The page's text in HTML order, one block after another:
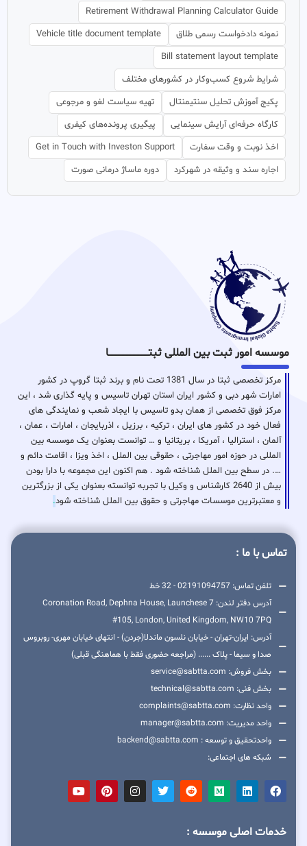
Retirement Withdrawal Planning Calculator Guide
نمونه دادخواست رسمی طلاق
Vehicle title document template
Bill statement layout template
شرایط شروع کسب‌وکار در کشورهای مختلف
پکیج آموزش تحلیل سنتیمنتال
تهیه سیاست لغو و مرجوعی
کارگاه حرفه‌ای آرایش سینمایی
پیگیری پرونده‌های کیفری
اخذ نوبت و وقت سفارت
Get in Touch with Investon Support
اجاره سند و وثیقه در شهرکرد
دوره ماساژ درمانی صورت
موسسه امور ثبت بین المللی ثبتـــــــــــــــــــــــــــــا
مرکز تخصصی ثبتا در سال 1381 تحت نام و برند ثبتا گروپ در کشور
امارات شهر دبی و کشور ایران استان تهران تاسیس و پایه گذاری شد ، این
مرکز فوق تخصصی از همان بدو تاسیس با ایجاد شعب و نمایندگی های
فعال خود در کشور های ایران ، ترکیه ، برزیل ، اذربایجان ، امارات ، عمان ،
آلمان ، استرالیا ، آمریکا ، بریتانیا و … توانست بعنوان یک موسسه بین
المللی در حوزه امور مهاجرتی ، حقوقی بین الملل ، اخذ ویزا ، اقامت دائم و
…. در سطح بین الملل شناخته شود . هم اکنون این مجموعه با دارا بودن
بیش از 2640 کارشناس و وکیل با تجربه توانسته بعنوان یکی از بزرگترین
و معتبرترین موسسات مهاجرتی و حقوق بین الملل شناخته شود.
تماس با ما :
تلفن تماس: 02191094757 - 32 خط
آدرس دفتر لندن: 7 Coronation Road, Dephna House, Launchese
#105, London, United Kingdom, NW10 7PQ
آدرس: ایران-تهران - خیابان نلسون ماندلا(جردن) - انتهای خیابان مهری- روبروس
صدا و سیما - پلاک ...... (مراجعه حضوری فقط با هماهنگی قبلی)
بخش فروش: service@sabtta.com
بخش فنی: technical@sabtta.com
واحد نظارت: complaints@sabtta.com
واحد مدیریت: manager@sabtta.com
واحدتحقیق و توسعه : backend@sabtta.com
شبکه های اجتماعی:
خدمات اصلی موسسه :